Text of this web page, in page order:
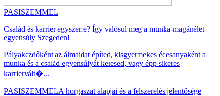
PASISZEMMEL
Család és karrier egyszerre? Így valósul meg a munka-magánélet
egyensúly Szegeden!
Pályakezdőként az álmaidat építed, kisgyermekes édesanyaként a
munka és a család egyensúlyát keresed, vagy épp sikeres
karriervált�...
PASISZEMMELA horgászat alapjai és a felszerelés jelentősége